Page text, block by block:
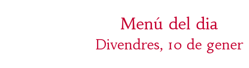
Menú del dia
Divendres, 10 de gener